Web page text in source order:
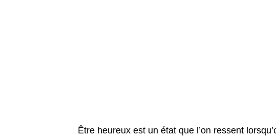
Être heureux est un état que l’on ressent